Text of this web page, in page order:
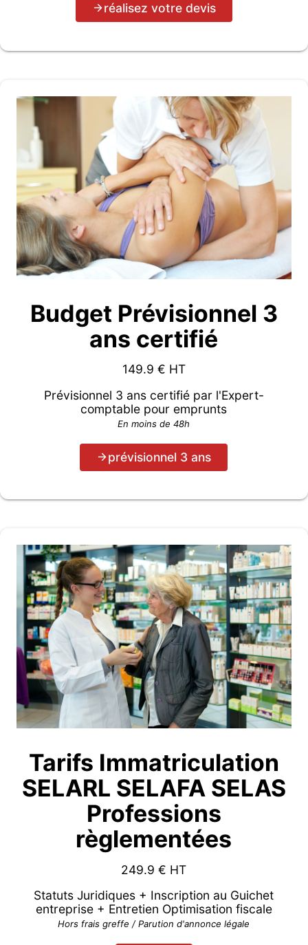
réalisez votre devis
Budget Prévisionnel 3
ans certifié
149.9 € HT
Prévisionnel 3 ans certifié par l'Expert-
comptable pour emprunts
En moins de 48h
prévisionnel 3 ans
Tarifs Immatriculation
SELARL SELAFA SELAS
Professions
règlementées
249.9 € HT
Statuts Juridiques + Inscription au Guichet
entreprise + Entretien Optimisation fiscale
Hors frais greffe / Parution d'annonce légale